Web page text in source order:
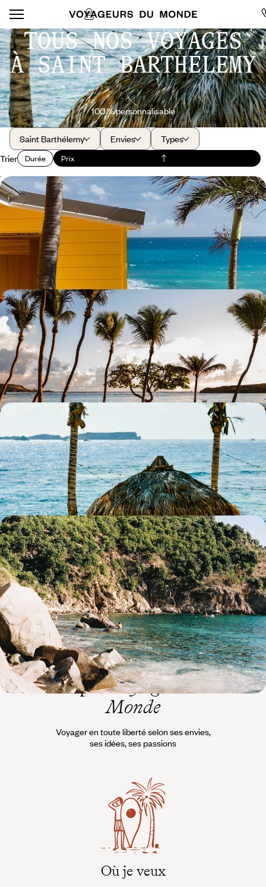
TOUS NOS VOYAGES
À SAINT BARTHÉLEMY
100 % personnalisable
Saint Barthélemy Envies
Types
Trier
Durée Prix
Refuge intime et tradition créole - En tête-à-tête à
Saint-Barth
Eco-resort chic et engagé en bord de plage, votre hôtel confidentiel
d'influence créole
10 jours, de CHF 3100 à CHF 4200
De Manhattan à Saint Barth - Skyline, lagon et
belles adresses
Arpenter frénétiquement les rues de New York avant de buller sur les
plages de Saint Barth
9 jours, de CHF 4200 à CHF 5800
Charme tropical et nature sauvage - Saint-Barth en
deux temps
Goûter au paradis tropical en deux temps et deux adresses exclusives,
sur les hauteurs de la baie des Flamands puis sur l'Anse Toiny
9 jours, de CHF 6300 à CHF 8700
L'été à Saint-Barth, la belle vie en famille - Plages de
rêve, tortues et piscine privée
Pour les grandes vacances, poser vos valises entre deux magnifiques
baies du nord-est de l’île, dans un hôtel renommé et family friendly
9 jours, de CHF 6700 à CHF 8800
L’espritVoyageurs du
Monde
Voyager en toute liberté selon ses envies,
ses idées, ses passions
Où je veux